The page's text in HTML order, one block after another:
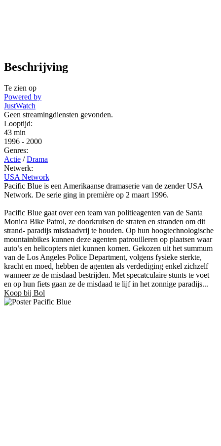
Beschrijving
Te zien op
Powered by
JustWatch
Geen streamingdiensten gevonden.
Looptijd:
43 min
1996 - 2000
Genres:
Actie / Drama
Netwerk:
USA Network
Pacific Blue is een Amerikaanse dramaserie van de zender USA
Network. De serie ging in première op 2 maart 1996.
Pacific Blue gaat over een team van politieagenten van de Santa
Monica Bike Patrol, ze doorkruisen de straten en stranden om dit
strand- paradijs misdaadvrij te houden. Op hun hoogtechnologische
mountainbikes kunnen deze agenten patrouilleren op plaatsen waar
auto’s en helicopters niet kunnen komen. Gekozen uit het summum
van de Los Angeles Police Department, volgens fysieke sterkte,
kracht en moed, hebben de agenten als verdediging enkel zichzelf
wanneer ze de misdaad bestrijden. Met specatculaire stunts te voet
en op hun fiets gaan ze de misdaad te lijf in het zonnige paradijs...
Koop bij Bol